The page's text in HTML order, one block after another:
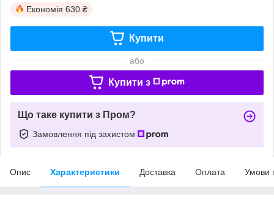
Економія 630 ₴
Купити
або
Купити з
Що таке купити з Пром?
Замовлення під захистом
Опис Характеристики Доставка Оплата Умови